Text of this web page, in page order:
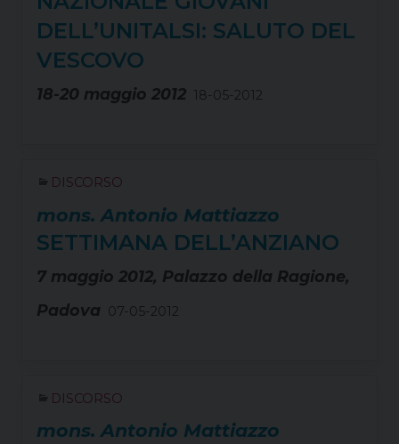
DELL’UNITALSI: SALUTO DEL
VESCOVO
18-20 maggio 2012 18-05-2012
DISCORSO
mons. Antonio Mattiazzo
SETTIMANA DELL’ANZIANO
7 maggio 2012, Palazzo della Ragione,
Padova 07-05-2012
DISCORSO
mons. Antonio Mattiazzo